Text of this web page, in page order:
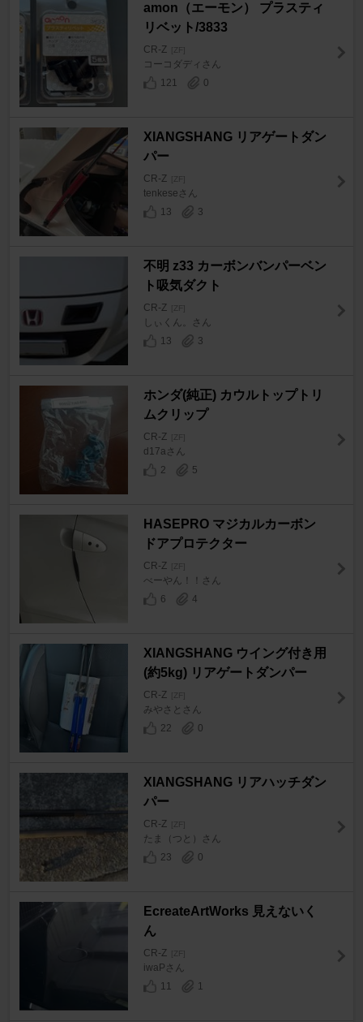
amon（エーモン） プラスティ
リベット/3833
CR-Z [ZF]
コーコダディさん
121
0
XIANGSHANG リアゲートダン
パー
CR-Z [ZF]
tenkeseさん
13
3
不明 z33 カーボンバンパーベン
ト吸気ダクト
CR-Z [ZF]
しぃくん。さん
13
3
ホンダ(純正) カウルトップトリ
ムクリップ
CR-Z [ZF]
d17aさん
2
5
HASEPRO マジカルカーボン
ドアプロテクター
CR-Z [ZF]
べーやん！！さん
6
4
XIANGSHANG ウイング付き用
(約5kg) リアゲートダンパー
CR-Z [ZF]
みやさとさん
22
0
XIANGSHANG リアハッチダン
パー
CR-Z [ZF]
たま（つと）さん
23
0
EcreateArtWorks 見えないく
ん
CR-Z [ZF]
iwaPさん
11
1